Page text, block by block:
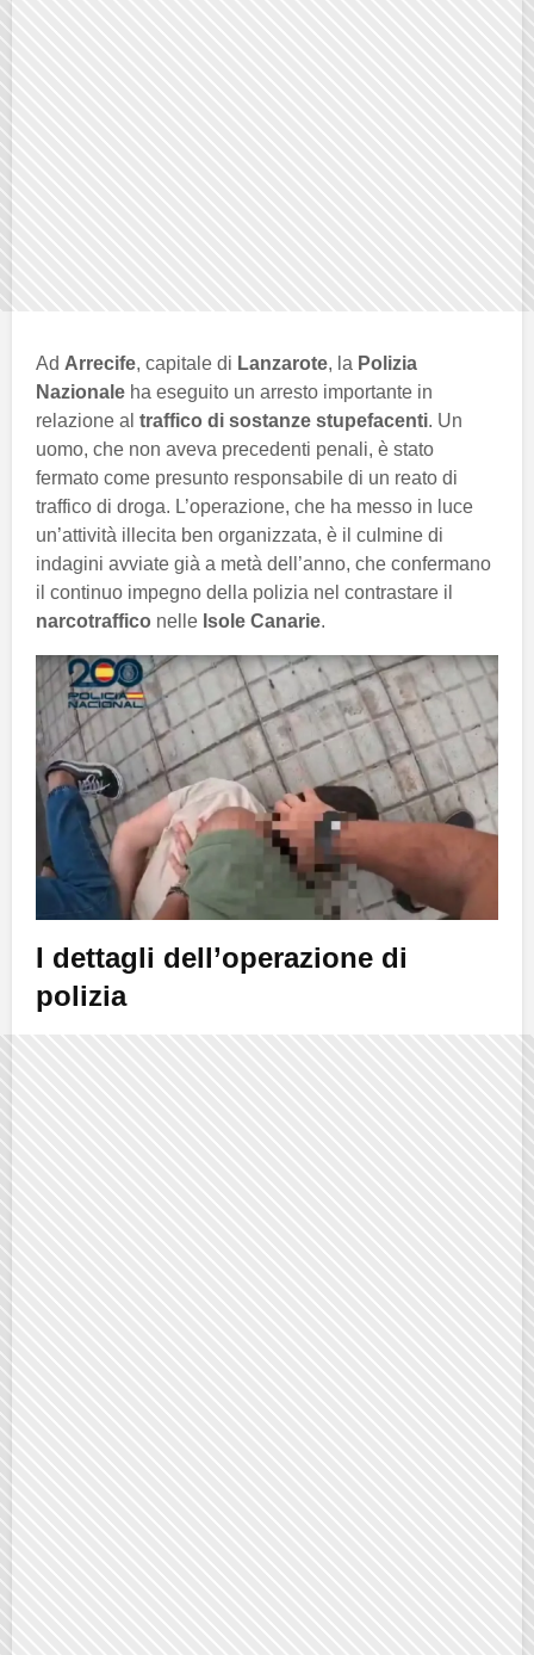
Ad Arrecife, capitale di Lanzarote, la Polizia
Nazionale ha eseguito un arresto importante in
relazione al traffico di sostanze stupefacenti. Un
uomo, che non aveva precedenti penali, è stato
fermato come presunto responsabile di un reato di
traffico di droga. L’operazione, che ha messo in luce
un’attività illecita ben organizzata, è il culmine di
indagini avviate già a metà dell’anno, che confermano
il continuo impegno della polizia nel contrastare il
narcotraffico nelle Isole Canarie.
I dettagli dell’operazione di
polizia